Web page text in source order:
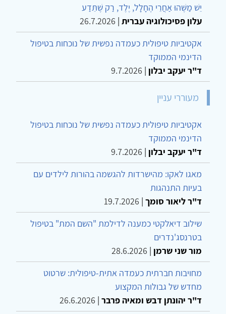
יֵשׁ מַשֶּׁהוּ אַחֲרֵי הֶחָלָל, יֶלֶד, רַק שֶׁתֵּדַע
עלון פסיכולוגיה עברית |
26.7.2026
אקטיביות טיפולית כעמדה נפשית של נוכחות בטיפול
הדינמי הממוקד
ד"ר יעקב יבלון |
9.7.2026
מעוררי עניין
אקטיביות טיפולית כעמדה נפשית של נוכחות בטיפול
הדינמי הממוקד
ד"ר יעקב יבלון |
9.7.2026
מאגו לאקו: מהישרדות להגשמה בהורות לילדים עם
בעיות התנהגות
ד"ר ליאור סומך |
19.7.2026
שילוב דיאלקטי כמענה לדילמת "השם המת" בטיפול
בטרנסג'נדרים
מור שני שרמן |
28.6.2026
מחויבות חברתית כעמדה אתית-טיפולית: שרטוט
מחדש של גבולות המקצוע
ד"ר יהונתן דבש ומאיה פרבר |
26.6.2026